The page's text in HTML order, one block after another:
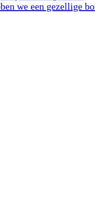
we een gezellige